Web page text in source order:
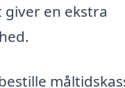
giver en ekstra